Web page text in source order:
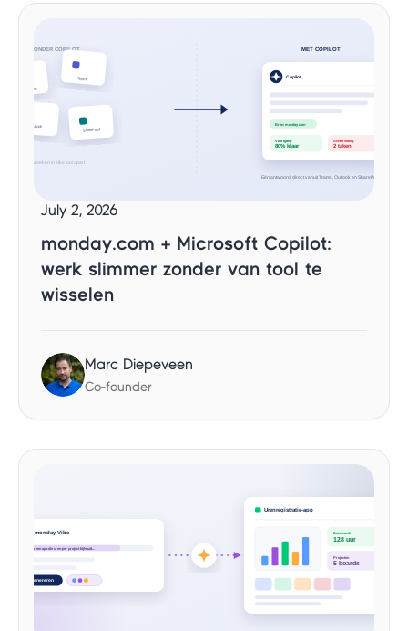
July 2, 2026
monday.com + Microsoft Copilot:
werk slimmer zonder van tool te
wisselen
Marc Diepeveen
Co-founder